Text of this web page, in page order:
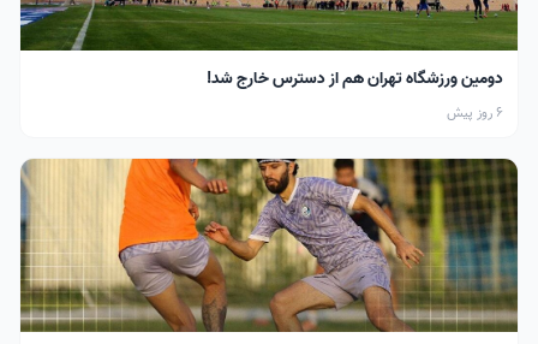
دومین ورزشگاه تهران هم از دسترس خارج شد!
6 روز پیش